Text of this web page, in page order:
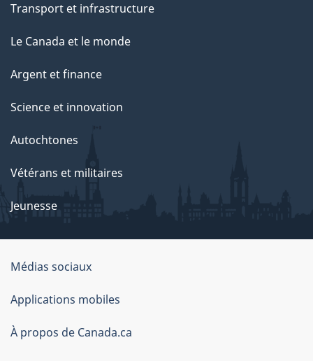
a
g
Transport et infrastructure
Le Canada et le monde
Argent et finance
Science et innovation
Autochtones
Vétérans et militaires
Jeunesse
À
propos
de
Médias sociaux
Applications mobiles
À propos de Canada.ca